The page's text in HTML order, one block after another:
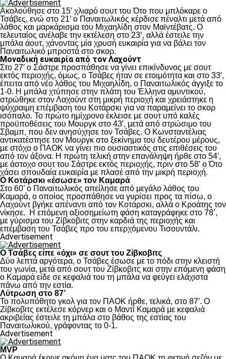
Ακολούθησε στο 15′ χλιαρό σουτ του Ότο που μπλόκαρε ο
Τσάβες, ενώ στο 21’ ο Παναιτωλικός κέρδισε πέναλτι μετά από
λάθος και μαρκάρισμα του Μιχαηλίδη στον Μαϊντέβατς. Ο
τελευταίος ανέλαβε την εκτέλεση στο 23’, αλλά έστειλε την
μπάλα άουτ, χάνοντας μία χρυσή ευκαιρία για να βάλει τον
Παναιτωλικό μπροστά στο σκορ.
Μοναδική ευκαιρία από τον Λαχούντ
Στο 27′ ο Σάστρε προσπάθησε να γίνει επικίνδυνος με σουτ
εκτός περιοχής, όμως, ο Τσάβες ήταν σε ετοιμότητα και στο 33′,
έπειτα από νέο λάθος του Μιχαηλίδη, ο Παναιτωλικός άγγιξε το
1-0. Η μπάλα χτύπησε στην πλάτη του Έλληνα αμυντικού,
στρώθηκε στον Λαχούντ στη μικρή περιοχή και χρειάστηκε η
ψύχραιμη επέμβαση του Κοτάρσκι για να παραμείνει το σκορ
ισόπαλο. Το πρώτο ημίχρονο έκλεισε με σουτ υπό καλές
προϋποθέσεις του Μουργκ στο 43′, μετά από στρώσιμο του
Σβαμπ, που δεν ανησύχησε τον Τσάβες. Ο Κωνσταντέλιας
αντικατέστησε τον Μουργκ στο ξεκίνημα του δευτέρου μέρους,
με στόχο ο ΠΑΟΚ να γίνει πιο ουσιαστικός στις επιθέσεις του
από τον άξονα. Η πρώτη τελική στην επανάληψη ήρθε στο 54′,
με άστοχο σουτ του Σάστρε εκτός περιοχής, πριν στο 58′ ο Ότο
χάσει σπουδαία ευκαιρία με πλασέ από την μικρή περιοχή.
Ο Κοτάρσκι «έσωσε» τον Καμαρά
Στο 60’ ο Παναιτωλικός απείλησε από μεγάλο λάθος του
Καμαρά, ο οποίος προσπάθησε να γυρίσει προς τα πίσω, ο
Λαχούντ βγήκε απέναντι από τον Κοτάρσκι, αλλά ο Κροάτης τον
νίκησε. Η επόμενη αξιοσημείωτη φάση καταγράφηκε στο 78’,
με γύρισμα του Ζίβκοβιτς στην καρδιά της περιοχής και
επέμβαση του Τσάβες προ του επερχόμενου Τισουντάλι.
Advertisement
Ο Τσάβες είπε «όχι» σε σουτ του Ζίβκοβιτς
Δύο λεπτά αργότερα, ο Τσάβες έσωσε με το πόδι στην κλειστή
του γωνία, μετά από σουτ του Ζίβκοβιτς και στην επόμενη φάση
ο Καμαρά είδε σε κεφαλιά του τη μπάλα να φεύγει ελάχιστα
πάνω από την εστία.
Λύτρωση στο 87’
Το πολυπόθητο γκολ για τον ΠΑΟΚ ήρθε, τελικά, στο 87′. Ο
Ζίβκοβιτς εκτέλεσε κόρνερ και ο Μαντί Καμαρά με κεφαλιά
ακριβείας έστειλε τη μπάλα στο βάθος της εστίας του
Παναιτωλικού, γράφοντας το 0-1.
Advertisement
MVP